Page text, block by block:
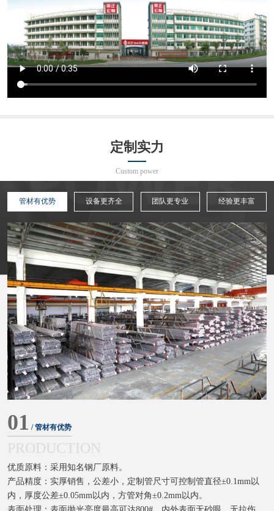
定制实力
Custom power
管材有优势 设备更齐全 团队更专业 经验更丰富
01 / 管材有优势
优质原料：采用知名钢厂原料。
产品精度：实厚销售，公差小，定制管尺寸可控制管直径±0.1mm以
内，厚度公差±0.05mm以内，方管对角±0.2mm以内。